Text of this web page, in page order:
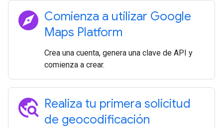
explore Comienza a utilizar Google
Maps Platform
Crea una cuenta, genera una clave de API y
comienza a crear.
travel_explore Realiza tu primera solicitud
de geocodificación